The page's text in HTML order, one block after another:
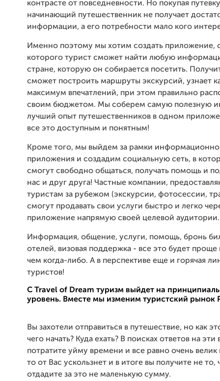
контрасте от повседневности. Но покупая
начинающий путешественник не получает
информации, а его потребности мало кого
Именно поэтому мы хотим создать приложение,
которого турист сможет найти любую
стране, которую он собирается посетить.
сможет построить маршруты экскурсий, узнает
максимум впечатлений, при этом правильно
своим бюджетом. Мы соберем самую полезную
лучший опыт путешественников в одном
все это доступным и понятным!
Кроме того, мы выйдем за рамки
приложения и создадим социальную сеть, в
смогут свободно общаться, получать помощь и
нас и друг друга! Частные компании,
туристам за рубежом (экскурсии, фотосессии,
смогут продавать свои услуги быстро и легко
приложение напрямую своей целевой аудитории.
Информация, общение, услуги, помощь, бронь
отелей, визовая поддержка - все это будет проще
чем когда-либо. А в перспективе еще и горячая
туристов!
С Travel of Dream туризм выйдет на
уровень. Вместе мы изменим туристский рынок
Вы захотели отправиться в путешествие, но как
чего начать? Куда ехать? В поисках ответов на
потратите уйму времени и все равно очень велик
то от Вас ускользнет и в итоге вы получите не то,
отдадите за это не маленькую сумму.